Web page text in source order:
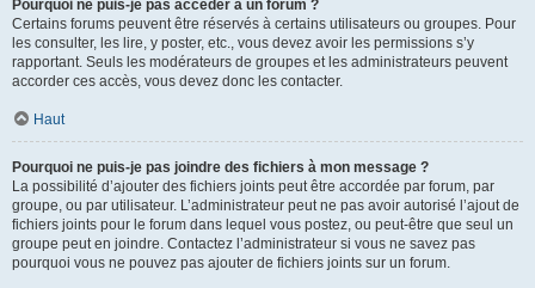
Pourquoi ne puis-je pas accéder à un forum ?
Certains forums peuvent être réservés à certains utilisateurs ou groupes. Pour
les consulter, les lire, y poster, etc., vous devez avoir les permissions s’y
rapportant. Seuls les modérateurs de groupes et les administrateurs peuvent
accorder ces accès, vous devez donc les contacter.
Haut
Pourquoi ne puis-je pas joindre des fichiers à mon message ?
La possibilité d’ajouter des fichiers joints peut être accordée par forum, par
groupe, ou par utilisateur. L’administrateur peut ne pas avoir autorisé l’ajout de
fichiers joints pour le forum dans lequel vous postez, ou peut-être que seul un
groupe peut en joindre. Contactez l’administrateur si vous ne savez pas
pourquoi vous ne pouvez pas ajouter de fichiers joints sur un forum.